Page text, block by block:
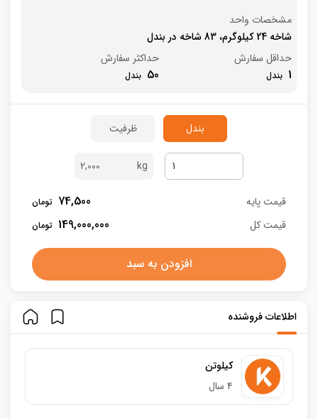
مشخصات واحد
شاخه 24 کیلوگرم، 83 شاخه در بندل
حداقل سفارش
1
حداکثر سفارش
50
بندل ظرفیت
2,000
قیمت پایه 74,500
قیمت کل 149,000,000
افزودن به سبد
اطلاعات فروشنده
کیلوتن
4 سال